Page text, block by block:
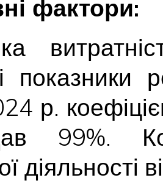
фактори:
показники
р.
99%.
діяльності